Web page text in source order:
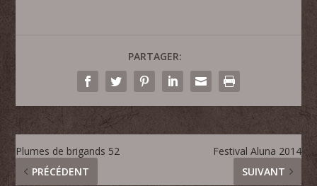
PARTAGER:
Plumes de brigands 52
PRÉCÉDENT
Festival Aluna 2014
SUIVANT